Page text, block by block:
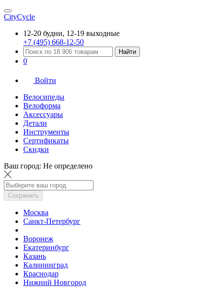
CityCycle
12-20 будни, 12-19 выходные
+7 (495) 668-12-50
Найти
0
Войти
Велосипеды
Велоформа
Аксессуары
Детали
Инструменты
Сертификаты
Скидки
Ваш город: Не определено
Сохранить
Москва
Санкт-Петербург
Воронеж
Екатеринбург
Казань
Калининград
Краснодар
Нижний Новгород